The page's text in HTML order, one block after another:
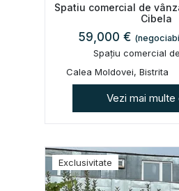
Spatiu comercial de
Cibela
59,000 €
Spațiu comercial
Calea Moldovei, Bistrita
Vezi mai multe
Exclusivitate